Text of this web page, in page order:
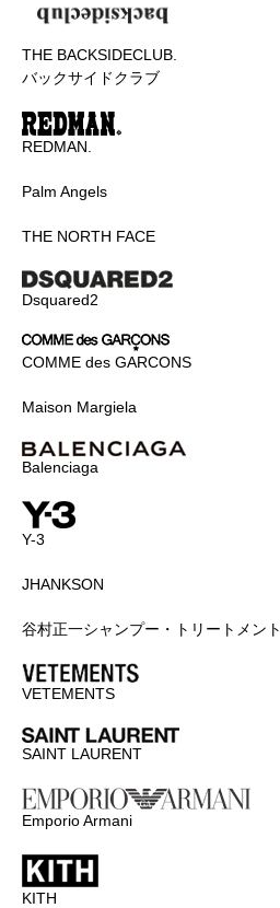
THE BACKSIDECLUB.
バックサイドクラブ
REDMAN.
Palm Angels
THE NORTH FACE
Dsquared2
COMME des GARCONS
Maison Margiela
Balenciaga
Y-3
JHANKSON
谷村正一シャンプー・トリートメント
VETEMENTS
SAINT LAURENT
Emporio Armani
KITH